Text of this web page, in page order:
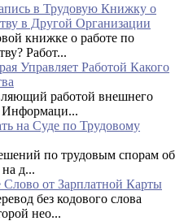
в Трудовую Книжку о
в Другой Организации
книжке о работе по
Работ...
Управляет Работой Какого
работой внешнего
Информаци...
на Суде по Трудовому
по трудовым спорам об
д...
от Зарплатной Карты
без кодового слова
нео...